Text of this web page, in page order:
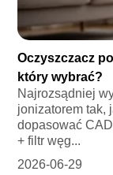
Oczyszczacz
który wybrać?
Najrozsądniej
jonizatorem tak,
dopasować
+ filtr węg...
2026-06-29